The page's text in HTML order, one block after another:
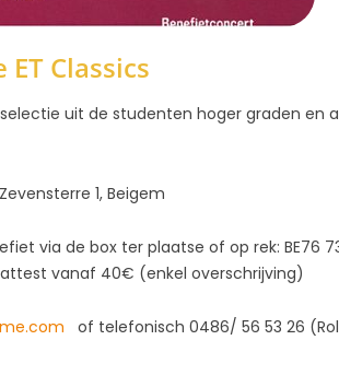
Classics
uit de studenten hoger graden en
1, Beigem
via de box ter plaatse of op rek: BE76
attest vanaf 40€ (enkel overschrijving)
of telefonisch 0486/ 56 53 26